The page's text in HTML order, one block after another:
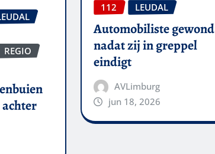
REGIO
112 LEUDAL
Automobiliste gewond
nadat zij in greppel
eindigt
AVLimburg
jun 18, 2026